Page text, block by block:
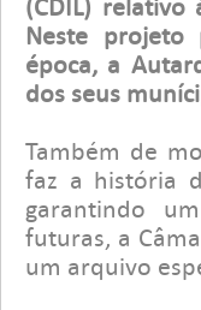
(CDIL)
Neste projeto
época, a
dos seus
Também de
faz a história
garantindo
futuras, a
um arquivo